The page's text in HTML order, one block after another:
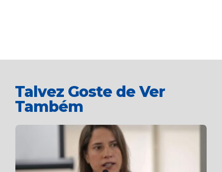
Talvez Goste de Ver
Também